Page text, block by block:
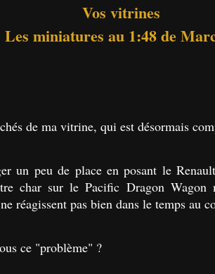
Vos vitrines
Les miniatures au 1:48 de
de ma vitrine, qui est désormais
un peu de place en posant le
char sur le Pacific Dragon Wagon
réagissent pas bien dans le temps au
ce "problème" ?